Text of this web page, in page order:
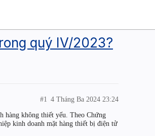
quý IV/2023?
4 Tháng Ba 2024 23:24
#1
hàng không thiết yếu. Theo Chứng
kinh doanh mặt hàng thiết bị điện tử